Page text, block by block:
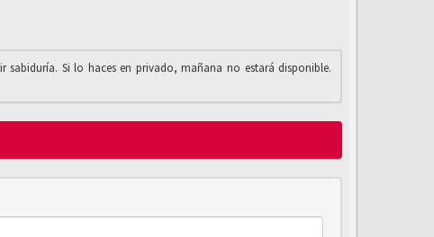
sabiduría. Si lo haces en privado, mañana no estará disponible.